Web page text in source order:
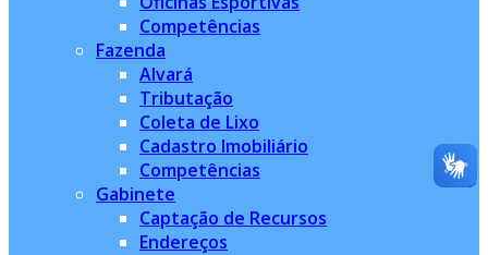
Competências
Fazenda
Alvará
Tributação
Coleta de Lixo
Cadastro Imobiliário
Competências
Gabinete
Captação de Recursos
Endereços